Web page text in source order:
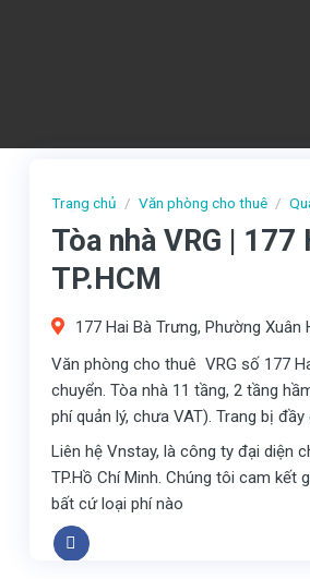
Trang chủ / Văn phòng cho thuê /
Tòa nhà VRG |
TP.HCM
177 Hai Bà Trưng, Phường Xuân
Văn phòng cho thuê VRG số 177
chuyển. Tòa nhà 11 tầng, 2 tầng
phí quản lý, chưa VAT). Trang bị
Liên hệ Vnstay, là công ty đại diện
TP.Hồ Chí Minh. Chúng tôi cam
bất cứ loại phí nào